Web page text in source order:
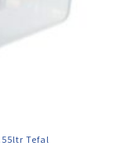
Tefal